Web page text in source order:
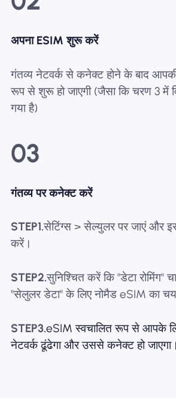
अपना ESIM शुरू करें
गंतव्य नेटवर्क से कनेक्ट होने के बाद
रूप से शुरू हो जाएगी (जैसा कि चरण 3 में
गया है)
03
गंतव्य पर कनेक्ट करें
STEP1.सेटिंग्स > सेल्युलर पर जाएं और
करें।
STEP2.सुनिश्चित करें कि "डेटा रोमिंग"
"सेलुलर डेटा" के लिए नोमैड eSIM का
STEP3.eSIM स्वचालित रूप से आपके
नेटवर्क ढूंढेगा और उससे कनेक्ट हो जाएगा।